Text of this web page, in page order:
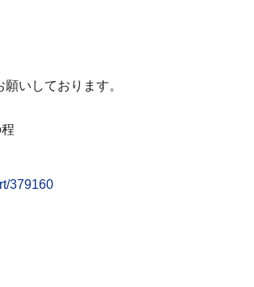
いしております。
379160